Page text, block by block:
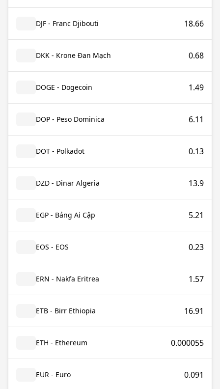
DJF - Franc Djibouti 18.66
DKK - Krone Đan Mạch 0.68
DOGE - Dogecoin 1.49
DOP - Peso Dominica 6.11
DOT - Polkadot 0.13
DZD - Dinar Algeria 13.9
EGP - Bảng Ai Cập 5.21
EOS - EOS 0.23
ERN - Nakfa Eritrea 1.57
ETB - Birr Ethiopia 16.91
ETH - Ethereum 0.000055
EUR - Euro 0.091